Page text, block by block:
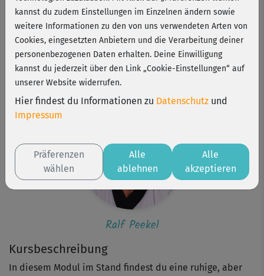
Kursbeschreibung
In diesem Modul im Stand findest du eine ruhige, aber
leicht
23 Min
45 kcal
Ralf Peekel
Ralf Peekel
kannst du zudem Einstellungen im Einzelnen ändern sowie
weitere Informationen zu den von uns verwendeten Arten von
Cookies, eingesetzten Anbietern und die Verarbeitung deiner
personenbezogenen Daten erhalten. Deine Einwilligung
kannst du jederzeit über den Link „Cookie-Einstellungen“ auf
unserer Website widerrufen.
Hier findest du Informationen zu Datenschutz und
Impressum
Präferenzen
wählen
Alle
ablehnen
Alle
akzeptieren